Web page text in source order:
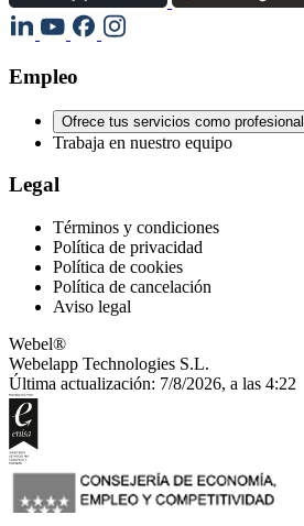
Empleo
Ofrece tus servicios como profesional
Trabaja en nuestro equipo
Legal
Términos y condiciones
Política de privacidad
Política de cookies
Política de cancelación
Aviso legal
Webel®
Webelapp Technologies S.L.
Última actualización: 7/8/2026, a las 4:22